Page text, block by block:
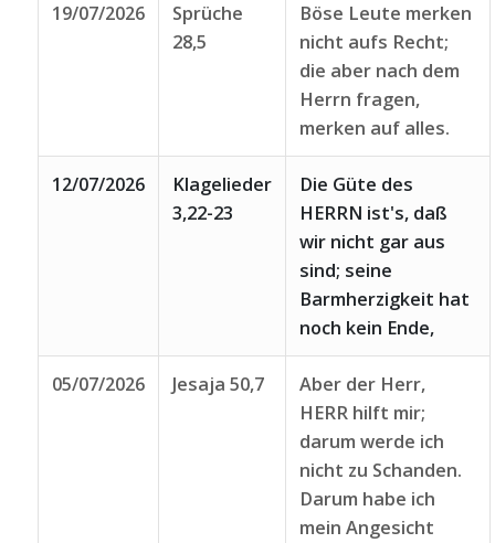
19/07/2026
Sprüche
28,5
Böse Leute merken
nicht aufs Recht;
die aber nach dem
Herrn fragen,
merken auf alles.
12/07/2026
Klagelieder
3,22-23
Die Güte des
HERRN ist's, daß
wir nicht gar aus
sind; seine
Barmherzigkeit hat
noch kein Ende,
05/07/2026 Jesaja 50,7
Aber der Herr,
HERR hilft mir;
darum werde ich
nicht zu Schanden.
Darum habe ich
mein Angesicht